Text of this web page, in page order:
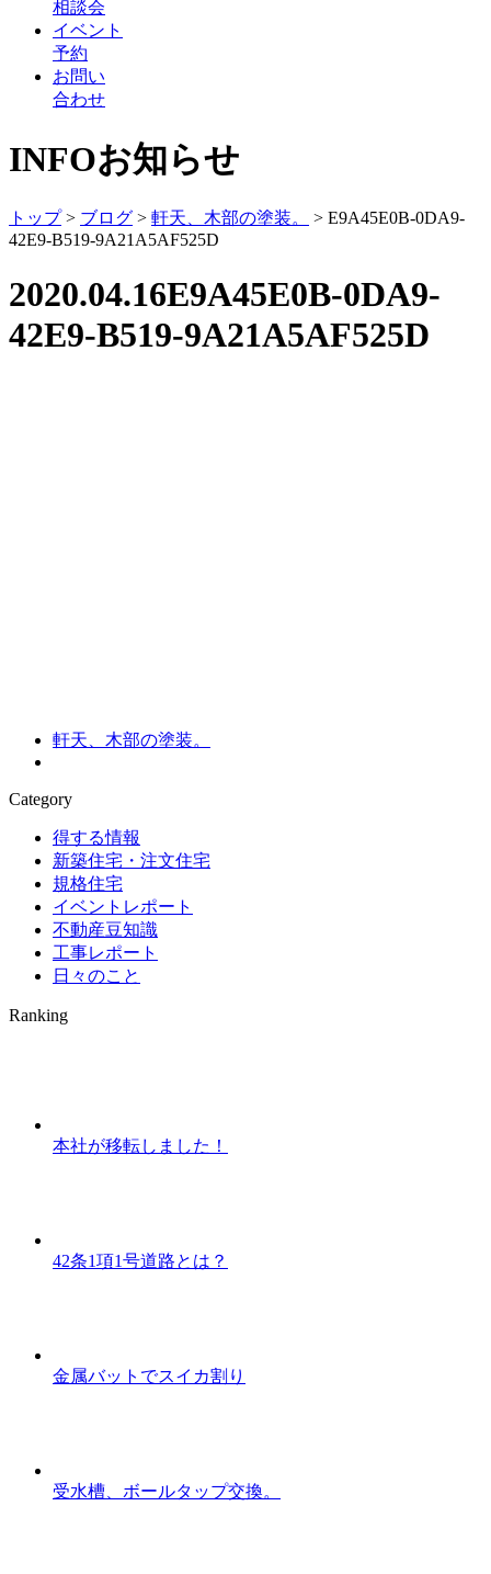
相談会
イベント
予約
お問い
合わせ
INFOお知らせ
トップ> ブログ > 軒天、木部の塗装。 > E9A45E0B-0DA9-
42E9-B519-9A21A5AF525D
2020.04.16E9A45E0B-0DA9-
42E9-B519-9A21A5AF525D
軒天、木部の塗装。
Category
得する情報
新築住宅・注文住宅
規格住宅
イベントレポート
不動産豆知識
工事レポート
日々のこと
Ranking
本社が移転しました！
42条1項1号道路とは？
金属バットでスイカ割り
受水槽、ボールタップ交換。